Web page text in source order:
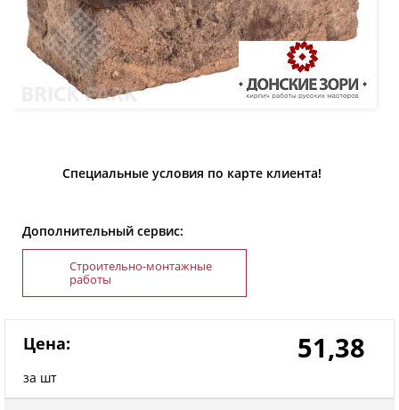
Специальные условия по карте клиента!
Дополнительный сервис:
Строительно-монтажные
работы
Цена:
за шт
51,38